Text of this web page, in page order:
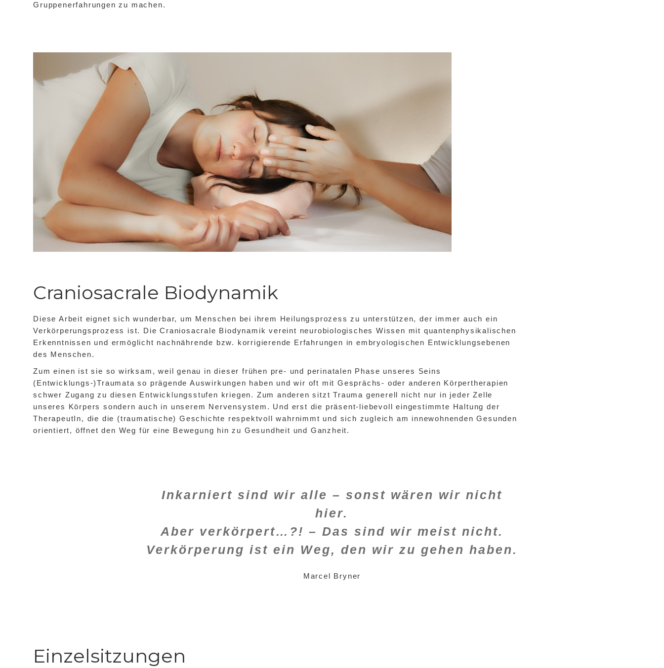
Gruppenerfahrungen zu machen.
Craniosacrale Biodynamik
Diese Arbeit eignet sich wunderbar, um Menschen bei ihrem Heilungsprozess zu unterstützen, der immer auch ein
Verkörperungsprozess ist. Die Craniosacrale Biodynamik vereint neurobiologisches Wissen mit quantenphysikalischen
Erkenntnissen und ermöglicht nachnährende bzw. korrigierende Erfahrungen in embryologischen Entwicklungsebenen
des Menschen.
Zum einen ist sie so wirksam, weil genau in dieser frühen pre- und perinatalen Phase unseres Seins
(Entwicklungs-)Traumata so prägende Auswirkungen haben und wir oft mit Gesprächs- oder anderen Körpertherapien
schwer Zugang zu diesen Entwicklungsstufen kriegen. Zum anderen sitzt Trauma generell nicht nur in jeder Zelle
unseres Körpers sondern auch in unserem Nervensystem. Und erst die präsent-liebevoll eingestimmte Haltung der
TherapeutIn, die die (traumatische) Geschichte respektvoll wahrnimmt und sich zugleich am innewohnenden Gesunden
orientiert, öffnet den Weg für eine Bewegung hin zu Gesundheit und Ganzheit.
Inkarniert sind wir alle – sonst wären wir nicht
hier.
Aber verkörpert…?! – Das sind wir meist nicht.
Verkörperung ist ein Weg, den wir zu gehen haben.
Marcel Bryner
Einzelsitzungen